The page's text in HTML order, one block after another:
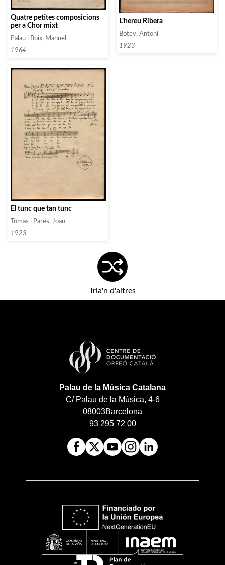
Quatre petites composicions
per a Chor mixt
Palau i Boix, Manuel
1964
L’hereu Ribera
Botey, Antoni
1923
El tunc que tan tunc
Tomàs i Parés, Joan
1923
Tria'n d'altres
Palau de la Música Catalana
C/ Palau de la Música, 4-6
08003Barcelona
93 295 72 00